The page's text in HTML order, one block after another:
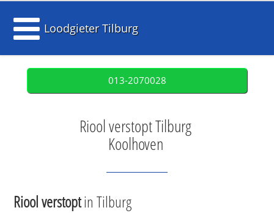
Loodgieter Tilburg
013-2070028
Riool verstopt Tilburg
Koolhoven
Riool verstoptin Tilburg